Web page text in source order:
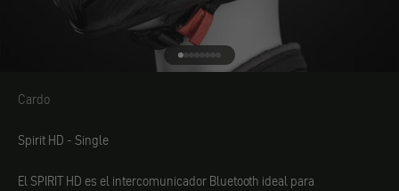
Ir al elemento 1
Ir al elemento 2
Ir al elemento 3
Ir al elemento 4
Ir al elemento 5
Ir al elemento 6
Ir al elemento 7
Ir al elemento 8
Cardo
Cardo
Spirit HD - Single
El SPIRIT HD es el intercomunicador Bluetooth ideal para